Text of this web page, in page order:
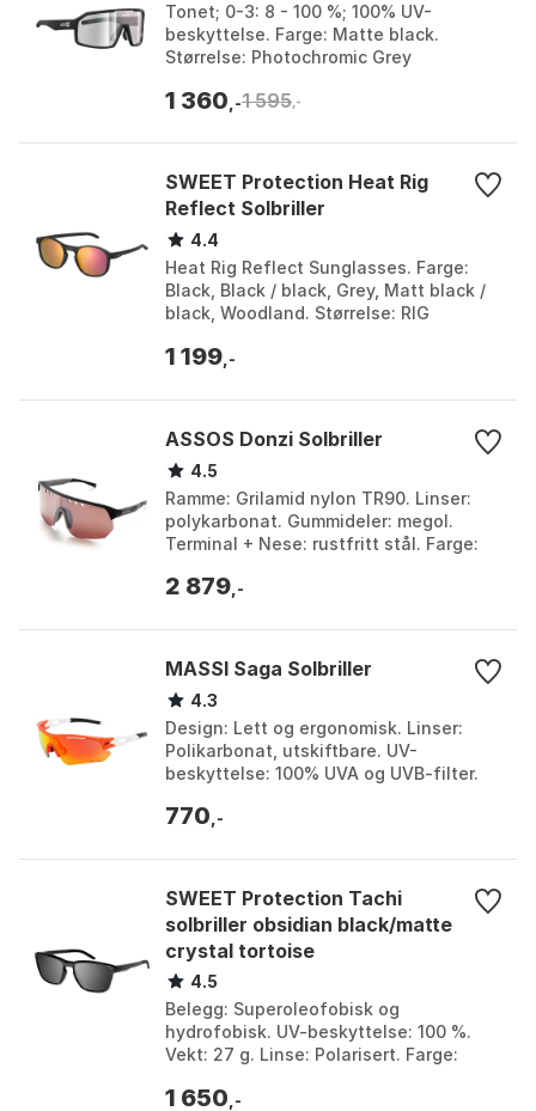
Tonet; 0-3: 8 - 100 %; 100% UV-
beskyttelse. Farge: Matte black.
Størrelse: Photochromic Grey
1 360 ,-1 595 ,-
SWEET Protection Heat Rig
Reflect Solbriller
4.4
Heat Rig Reflect Sunglasses. Farge:
Black, Black / black, Grey, Matt black /
black, Woodland. Størrelse: RIG
RIG Obsidian/CAT...
1 199 ,-
ASSOS Donzi Solbriller
4.5
Ramme: Grilamid nylon TR90. Linser:
polykarbonat. Gummideler: megol.
Terminal + Nese: rustfritt stål. Farge:
Chrome/CAT3, FotoDyna...
2 879 ,-
MASSI Saga Solbriller
4.3
Design: Lett og ergonomisk. Linser:
Polikarbonat, utskiftbare. UV-
beskyttelse: 100% UVA og UVB-filter.
rammealternativer. Farge: Orange /...
770 ,-
SWEET Protection Tachi
solbriller obsidian black/matte
crystal tortoise
4.5
Belegg: Superoleofobisk og
hydrofobisk. UV-beskyttelse: 100 %.
Vekt: 27 g. Linse: Polarisert. Farge:
crystal ochre, Obsidian...
1 650 ,-